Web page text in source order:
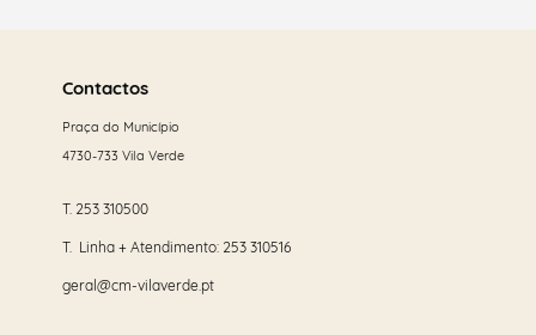
maisContactos
Praça do Município
4730-733 Vila Verde
T. 253 310500
T. Linha + Atendimento: 253 310516
geral@cm-vilaverde.pt